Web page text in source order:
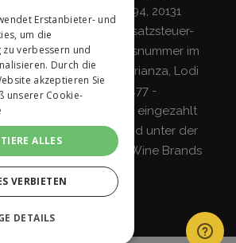
Viale Abruzzi 94, 20131
- Steuernummer, Umsatzsteuer-
und Eintragungsnummer im
von Mailand, Monza-Brianza, Lodi
- R.E.A. MI-2564477 -
500.000 Euro voll eingezahlt
einzigem Teilhaber und unter der
von
Italian Wine Brands
S.p.A.
Erstanbieter- und
um die
verbessern und
Durch die
akzeptieren Sie
unserer Cookie-
ALLES
VERBIETEN
DETAILS